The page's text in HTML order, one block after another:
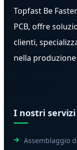
Topfast Be
PCB, offre
clienti,
nella
I nostri servizi
Assemblaggio